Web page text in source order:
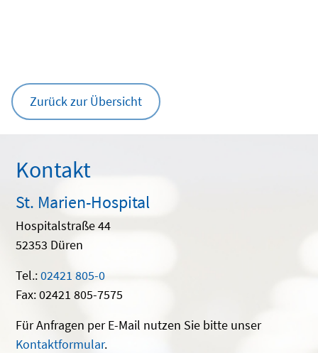
Zurück zur Übersicht
Kontakt
St. Marien-Hospital
Hospitalstraße 44
52353 Düren
Tel.:02421 805-0
Fax: 02421 805-7575
Für Anfragen per E-Mail nutzen Sie bitte unser
Kontaktformular.